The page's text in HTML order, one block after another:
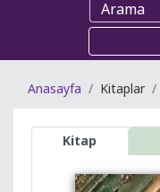
Anasayfa Kitaplar
Kitap